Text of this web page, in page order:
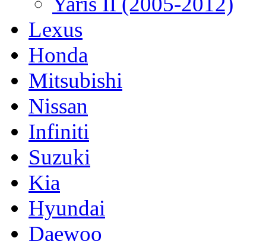
Lexus
Honda
Mitsubishi
Nissan
Infiniti
Suzuki
Kia
Hyundai
Daewoo